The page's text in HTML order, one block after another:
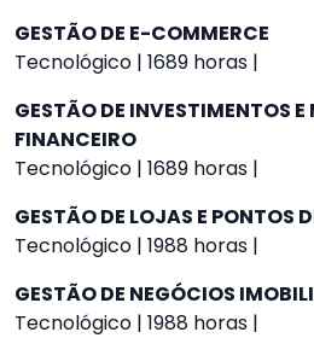
GESTÃO DE E-COMMERCE
Tecnológico | 1689 horas |
GESTÃO DE INVESTIMENTOS
FINANCEIRO
Tecnológico | 1689 horas |
GESTÃO DE LOJAS E PONTOS
Tecnológico | 1988 horas |
GESTÃO DE NEGÓCIOS
Tecnológico | 1988 horas |